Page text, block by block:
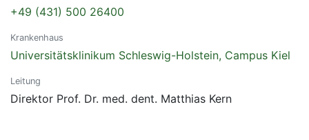
+49 (431) 500 26400
Krankenhaus
Universitätsklinikum Schleswig-Holstein, Campus Kiel
Leitung
Direktor Prof. Dr. med. dent. Matthias Kern